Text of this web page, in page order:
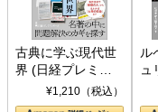
古典に学ぶ現代世
界 (日経プレミア
シリーズ)¥1,210（税込）
ル
ュ
の